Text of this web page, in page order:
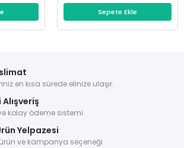
Sepete Ekle
en kısa sürede elinize ulaşır.
kolay ödeme sistemi
Yelpazesi
ve kampanya seçeneği